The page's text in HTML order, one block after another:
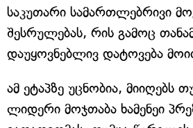
საკუთარი სამართლებრივი
შესრულებას, რის გამოც
დაუყოვნებლივ დატოვება
ამ ეტაპზე უცნობია, მიიღებს
ლიდერი მოჯთაბა ხამენეი